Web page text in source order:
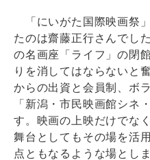
「にいがた国際映画祭
たのは齋藤正行さんでし
の名画座「ライフ」の閉
りを消してはならないと
からの出資と会員制、ボ
「新潟・市民映画館シネ
す。映画の上映だけでな
舞台としてもその場を活
点ともなるような場としま